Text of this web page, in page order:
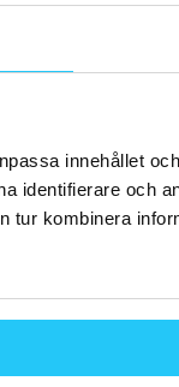
innehållet
identifierare och
kombinera